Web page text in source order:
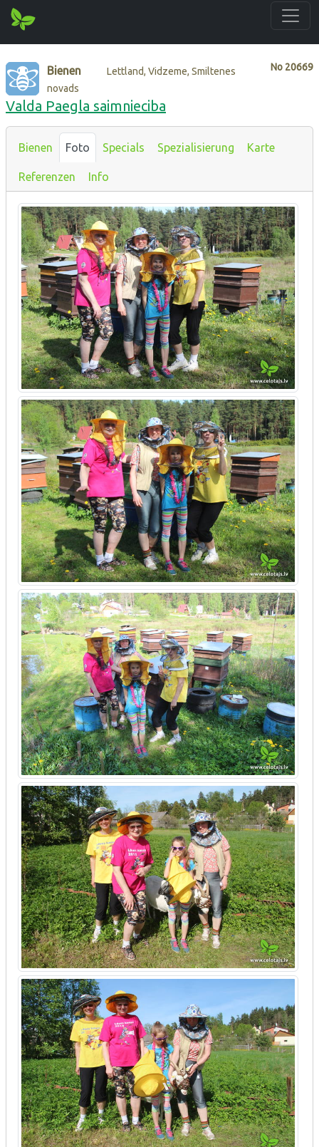
No 20669
Bienen
Lettland, Vidzeme, Smiltenes
novads
Valda Paegla saimnieciba
Bienen Foto Specials Spezialisierung Karte
Referenzen Info